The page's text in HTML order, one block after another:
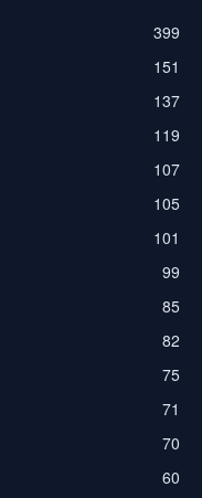
399
151
137
119
107
105
101
99
85
82
75
71
70
60